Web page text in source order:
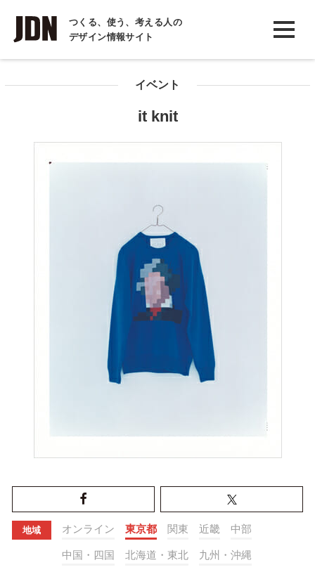
つくる、使う、考える人の
デザイン情報サイト
INTERVIEW
インタビュー
イベント
it knit
地域 オンライン 東京都 関東 近畿 中部
中国・四国 北海道・東北 九州・沖縄